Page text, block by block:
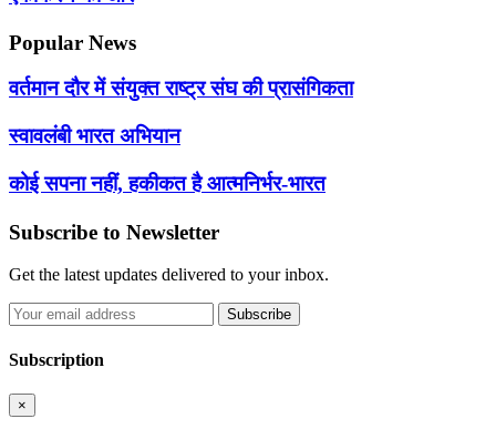
Popular News
वर्तमान दौर में संयुक्त राष्ट्र संघ की प्रासंगिकता
स्वावलंबी भारत अभियान
कोई सपना नहीं, हकीकत है आत्मनिर्भर-भारत
Subscribe to Newsletter
Get the latest updates delivered to your inbox.
Subscribe
Subscription
×